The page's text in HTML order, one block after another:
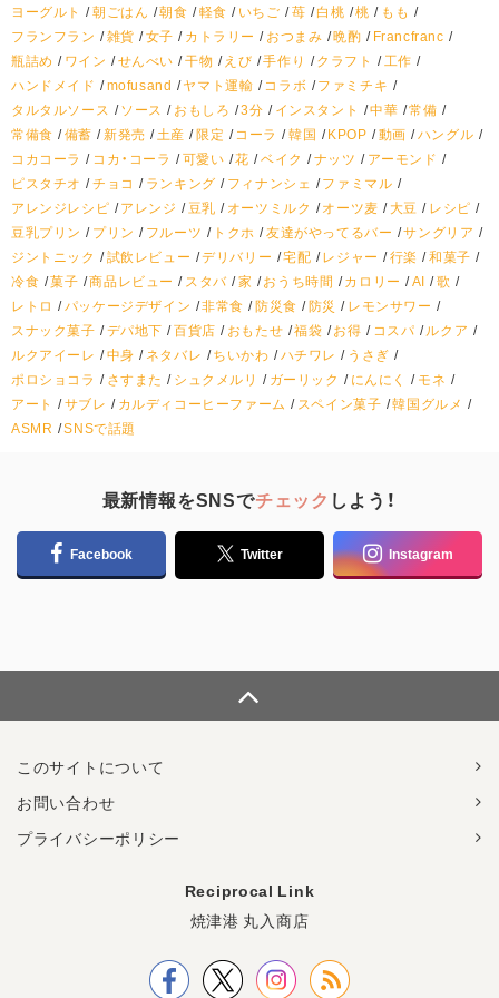
ヨーグルト
朝ごはん 朝食 軽食 いちご 苺 白桃 桃
もも
フランフラン
雑貨 女子 カトラリー おつまみ 晩酌
Francfranc
瓶詰め
ワイン せんべい 干物 えび 手作り クラフト
工作
ハンドメイド
mofusand ヤマト運輸 コラボ
ファミチキ
タルタルソース
ソース おもしろ 3分 インスタント 中華 常備
常備食
備蓄 新発売 土産 限定 コーラ 韓国 KPOP 動画
ハングル
コカコーラ
コカ・コーラ 可愛い 花 ベイク ナッツ
アーモンド
ピスタチオ
チョコ ランキング フィナンシェ
ファミマル
アレンジレシピ
アレンジ 豆乳 オーツミルク オーツ麦 大豆
レシピ
豆乳プリン
プリン フルーツ トクホ 友達がやってるバー
サングリア
ジントニック
試飲レビュー デリバリー 宅配 レジャー 行楽
和菓子
冷食 菓子 商品レビュー スタバ 家 おうち時間 カロリー AI
歌
レトロ
パッケージデザイン 非常食 防災食 防災
レモンサワー
スナック菓子
デパ地下 百貨店 おもたせ 福袋 お得 コスパ
ルクア
ルクアイーレ
中身 ネタバレ ちいかわ ハチワレ
うさぎ
ポロショコラ
さすまた シュクメルリ ガーリック にんにく
モネ
アート
サブレ カルディコーヒーファーム スペイン菓子 韓国グルメ
ASMR
SNSで話題
最新情報をSNSでチェック しよう！
Facebook Twitter Instagram
このサイトについて
お問い合わせ
プライバシーポリシー
Reciprocal Link
焼津港 丸入商店